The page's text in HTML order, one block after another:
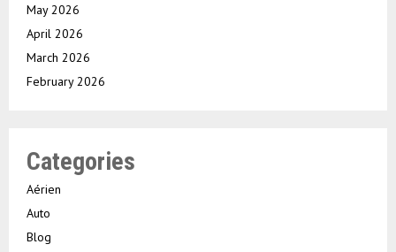
May 2026
April 2026
March 2026
February 2026
Categories
Aérien
Auto
Blog